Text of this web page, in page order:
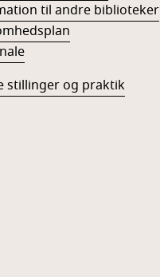
til andre biblioteker
stillinger og praktik